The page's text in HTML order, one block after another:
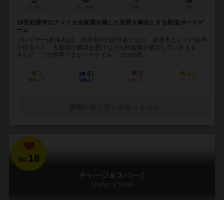
19世紀後半のアメリカ合衆国を模した世界を舞台とする鉄道ボードゲ
ーム
プレイヤー(参加者)は、鉄道会社の経営者となり、鉄道王としての名声
を得るべく、大統領の要請を受けながら鉄道網を建設していきます。
さらに、この世界でまかり十テイル、プロの鉄...
7
興味あり
41
経験あり
8
お気に入り
62
持ってる
No.18
チャージ＆スパーク
Charge & Spark